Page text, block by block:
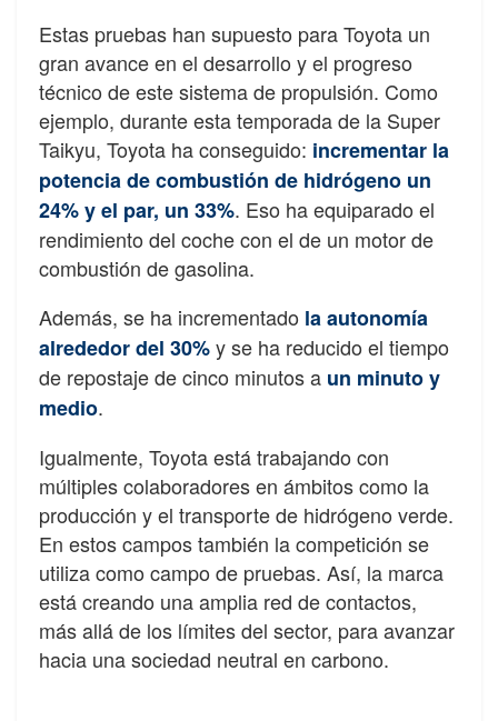
Estas pruebas han supuesto para Toyota un
gran avance en el desarrollo y el progreso
técnico de este sistema de propulsión. Como
ejemplo, durante esta temporada de la Super
Taikyu, Toyota ha conseguido: incrementar la
potencia de combustión de hidrógeno un
24% y el par, un 33%. Eso ha equiparado el
rendimiento del coche con el de un motor de
combustión de gasolina.
Además, se ha incrementado la autonomía
alrededor del 30%y se ha reducido el tiempo
de repostaje de cinco minutos a un minuto y
medio.
Igualmente, Toyota está trabajando con
múltiples colaboradores en ámbitos como la
producción y el transporte de hidrógeno verde.
En estos campos también la competición se
utiliza como campo de pruebas. Así, la marca
está creando una amplia red de contactos,
más allá de los límites del sector, para avanzar
hacia una sociedad neutral en carbono.